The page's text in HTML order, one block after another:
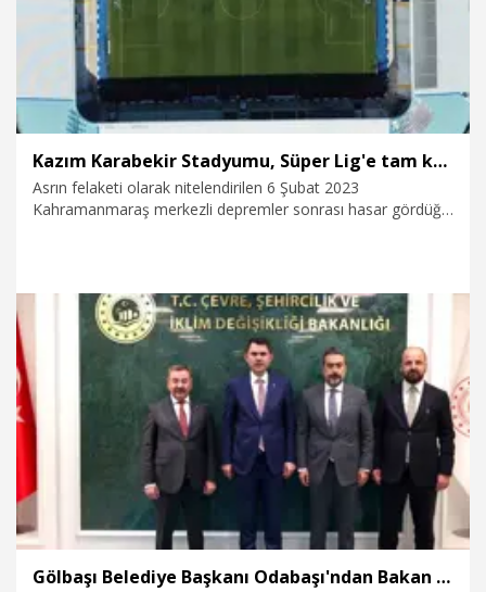
Alanı" oluşturulmasına yönelik koruma amaçlı nazım ve
uygulama imar planı 2 Eylül'e kadar askıda kalacak.
Kazım Karabekir Stadyumu, Süper Lig'e tam kapasite hazır
Asrın felaketi olarak nitelendirilen 6 Şubat 2023
Kahramanmaraş merkezli depremler sonrası hasar gördüğü
ilk haftasında Amed deplasmanına gidecek olan
Erzurumspor FK, tam kapasite açılacak olan stadyumda ilk
maçını Galatasaray'la oynayacak.
Gölbaşı Belediye Başkanı Odabaşı'ndan Bakan Kurum'a ziyaret